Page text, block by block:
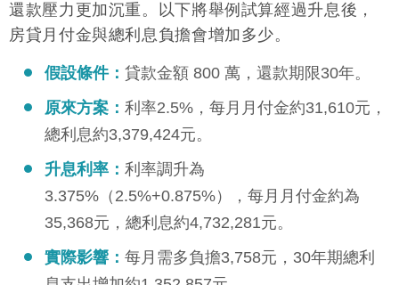
還款壓力更加沉重。以下將舉例試算經過升息後，
房貸月付金與總利息負擔會增加多少。
假設條件： 貸款金額 800 萬，還款期限30年。
原來方案： 利率2.5%，每月月付金約31,610元，
總利息約3,379,424元。
升息利率： 利率調升為
3.375%（2.5%+0.875%），每月月付金約為
35,368元，總利息約4,732,281元。
實際影響： 每月需多負擔3,758元，30年期總利